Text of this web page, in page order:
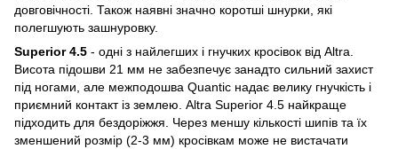
довговічності. Також наявні значно коротші шнурки, які
полегшують зашнуровку.
Superior 4.5 - одні з найлегших і гнучких кросівок від Altra.
Висота підошви 21 мм не забезпечує занадто сильний захист
під ногами, але межподошва Quantic надає велику гнучкість і
приємний контакт із землею. Altra Superior 4.5 найкраще
підходить для бездоріжжя. Через меншу кількості шипів та їх
зменшений розмір (2-3 мм) кросівкам може не вистачати